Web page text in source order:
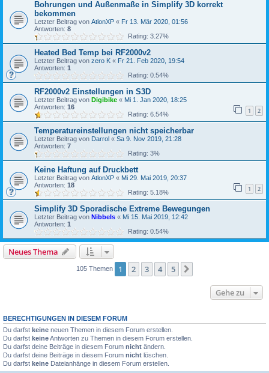
Bohrungen und Außenmaße in Simplify 3D korrekt
bekommen
Letzter Beitrag von AtlonXP « Fr 13. Mär 2020, 01:56
Antworten: 8
Rating: 3.27%
Heated Bed Temp bei RF2000v2
Letzter Beitrag von zero K « Fr 21. Feb 2020, 19:54
Antworten: 1
Rating: 0.54%
RF2000v2 Einstellungen in S3D
Letzter Beitrag von Digibike « Mi 1. Jan 2020, 18:25
Antworten: 16 1 2
Rating: 6.54%
Temperatureinstellungen nicht speicherbar
Letzter Beitrag von Darrol « Sa 9. Nov 2019, 21:28
Antworten: 7
Rating: 3%
Keine Haftung auf Druckbett
Letzter Beitrag von AtlonXP « Mi 29. Mai 2019, 20:37
Antworten: 18 1 2
Rating: 5.18%
Simplify 3D Sporadische Extreme Bewegungen
Letzter Beitrag von Nibbels « Mi 15. Mai 2019, 12:42
Antworten: 1
Rating: 0.54%
Neues Thema
105 Themen 1 2 3 4 5
Gehe zu
BERECHTIGUNGEN IN DIESEM FORUM
Du darfst keine neuen Themen in diesem Forum erstellen.
Du darfst keineAntworten zu Themen in diesem Forum erstellen.
Du darfst deine Beiträge in diesem Forum nicht ändern.
Du darfst deine Beiträge in diesem Forum nicht löschen.
Du darfst keine Dateianhänge in diesem Forum erstellen.